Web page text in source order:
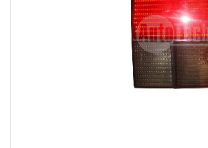
Деталі підвіски і рульового